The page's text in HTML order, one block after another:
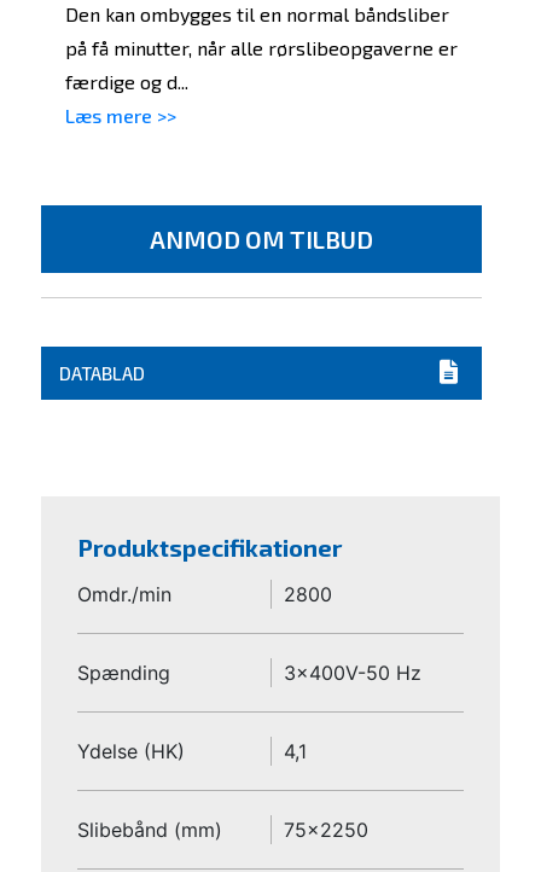
Den kan ombygges til en normal båndsliber
på få minutter, når alle rørslibeopgaverne er
færdige og d...
Læs mere >>
ANMOD OM TILBUD
DATABLAD
Produktspecifikationer
Omdr./min 2800
Spænding 3x400V-50 Hz
Ydelse (HK) 4,1
Slibebånd (mm) 75x2250